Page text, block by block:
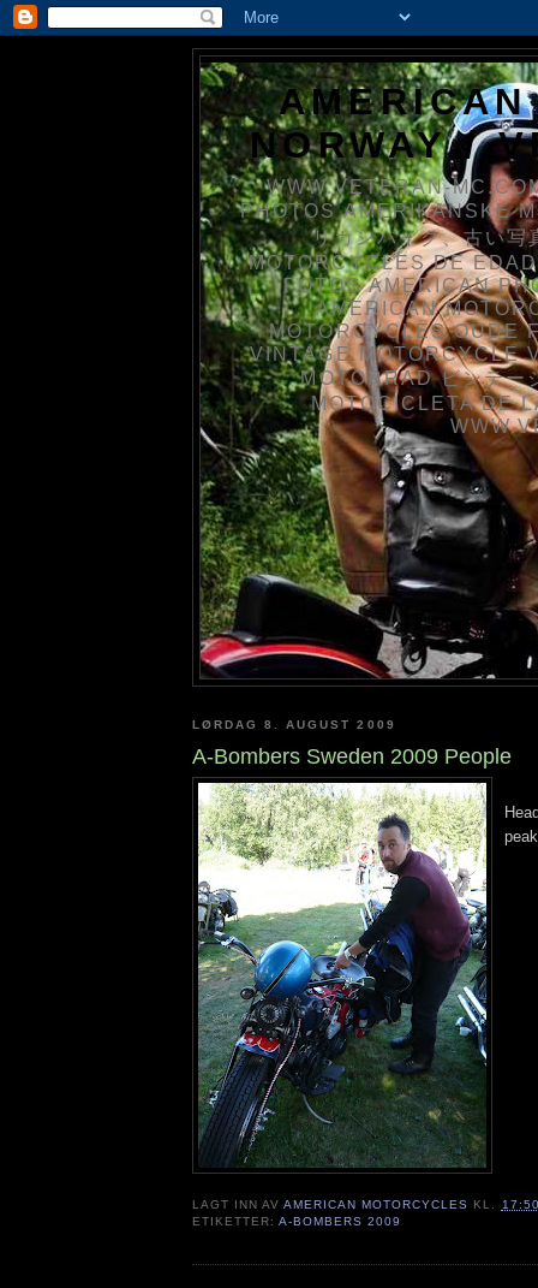
NORWAY /
WWW.VETERAN-
PHOTOS AMERIKANSKE
リカンバイク、古い
MOTORCYCLES DE
FOTOS AMERICAN
AMERICAN
MOTORCYCLES OUDE
VINTAGE MOTORCYCLE
MOTORRAD ビンテ
MOTOCICLETA DE
LØRDAG 8. AUGUST 2009
A-Bombers Sweden 2009 People
LAGT INN AVAMERICAN MOTORCYCLES KL.
ETIKETTER:A-BOMBERS 2009